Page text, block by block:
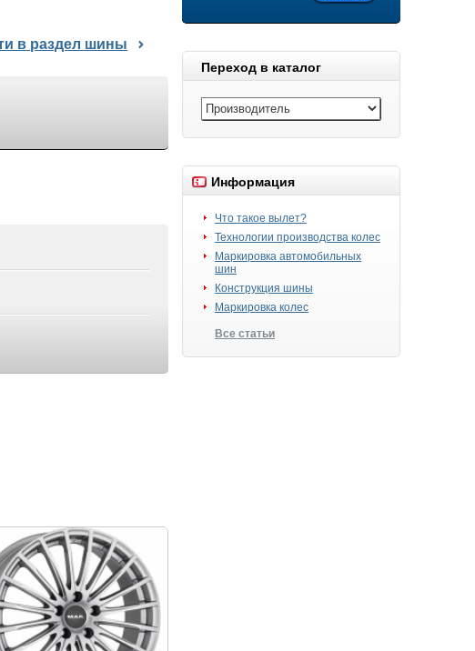
Переход в каталог
Информация
Что такое вылет?
Технологии производства колес
Маркировка автомобильных
шин
Конструкция шины
Маркировка колес
Все статьи
в раздел шины